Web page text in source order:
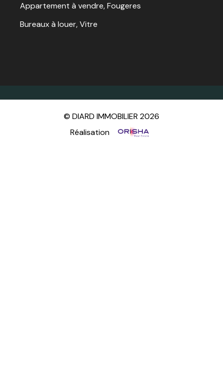
Appartement à vendre, Fougeres
Bureaux à louer, Vitre
© DIARD IMMOBILIER 2026
Réalisation